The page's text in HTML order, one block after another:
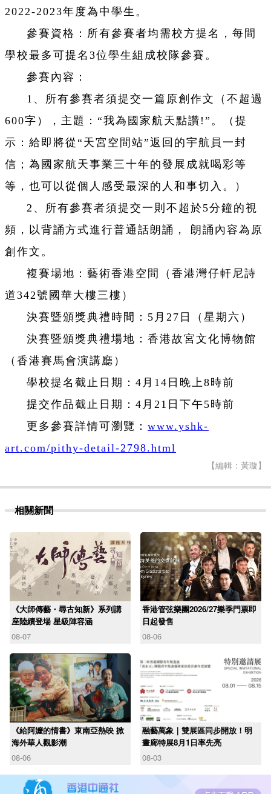
2022-2023年度為中學生。
參賽資格：所有參賽者均需校方提名，每間
學校最多可提名3位學生組成校隊參賽。
參賽內容：
1、 所有參賽者須提交一篇原創作文（不超過
600字），主題：“我為國家航天點讚!”。（提
示：給即將從“天宮空間站”返回的宇航員一封
信；為國家航天事業三十年的發展成就喝彩等
等，也可以從個人感受最深的人和事切入。）
2、所有參賽者須提交一則不超於5分鐘的視
頻，以背誦方式進行普通話朗誦， 朗誦內容為原
創作文。
複賽場地：藝術香港空間（香港灣仔軒尼詩
道342號國華大樓三樓）
決賽暨頒獎典禮時間：5月27日（星期六）
決賽暨頒獎典禮場地：香港故宮文化博物館
（香港賽馬會演講廳）
學校提名截止日期：4月14日晚上8時前
提交作品截止日期：4月21日下午5時前
更多參賽詳情可瀏覽： www.yshk-
art.com/pithy-detail-2798.html
【編輯：黃璇】
相關新聞
《大師傳藝・尋古知新》系列講
座陸續登場 星級陣容涵
08-07
香港管弦樂團2026/27樂季門票即
日起發售
08-06
《給阿嬤的情書》東南亞熱映 掀
海外華人觀影潮
08-06
融藝萬象｜雙展區同步開放！明
畫廊特展8月1日率先亮
08-03